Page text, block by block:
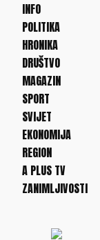
INFO
POLITIKA
HRONIKA
DRUŠTVO
MAGAZIN
SPORT
SVIJET
EKONOMIJA
REGION
A PLUS TV
ZANIMLJIVOSTI